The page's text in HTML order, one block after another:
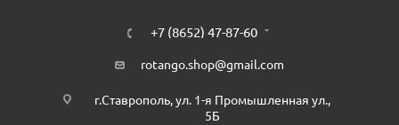
+7 (8652) 47-87-60
rotango.shop@gmail.com
г.Ставрополь, ул. 1-я Промышленная ул.,
5Б